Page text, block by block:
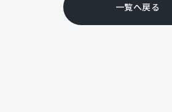
一覧へ戻る